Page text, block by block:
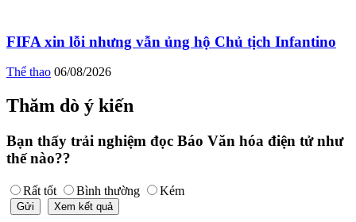
FIFA xin lỗi nhưng vẫn ủng hộ Chủ tịch Infantino
Thể thao 06/08/2026
Thăm dò ý kiến
Bạn thấy trải nghiệm đọc Báo Văn hóa điện tử như
thế nào??
Rất tốt Bình thường Kém
Gửi Xem kết quả